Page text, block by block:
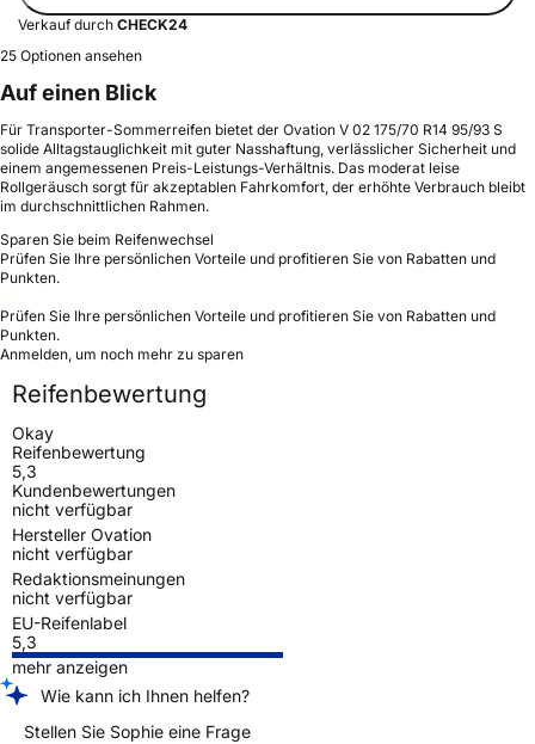
Verkauf durch CHECK24
25 Optionen ansehen
Auf einen Blick
Für Transporter-Sommerreifen bietet der Ovation V 02 175/70 R14 95/93 S
solide Alltagstauglichkeit mit guter Nasshaftung, verlässlicher Sicherheit und
einem angemessenen Preis-Leistungs-Verhältnis. Das moderat leise
Rollgeräusch sorgt für akzeptablen Fahrkomfort, der erhöhte Verbrauch bleibt
im durchschnittlichen Rahmen.
Sparen Sie beim Reifenwechsel
Prüfen Sie Ihre persönlichen Vorteile und profitieren Sie von Rabatten und
Punkten.
Prüfen Sie Ihre persönlichen Vorteile und profitieren Sie von Rabatten und
Punkten.
Anmelden, um noch mehr zu sparen
Reifenbewertung
Okay
Reifenbewertung
5,3
Kundenbewertungen
nicht verfügbar
Hersteller Ovation
nicht verfügbar
Redaktionsmeinungen
nicht verfügbar
EU-Reifenlabel
5,3
mehr anzeigen
Wie kann ich Ihnen helfen?
Stellen Sie Sophie eine Frage